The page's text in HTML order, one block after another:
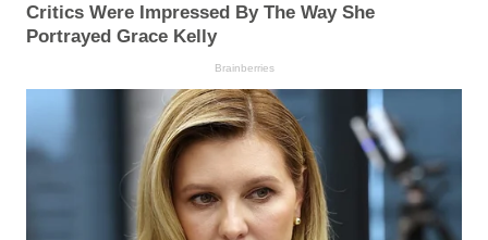
Critics Were Impressed By The Way She
Portrayed Grace Kelly
Brainberries